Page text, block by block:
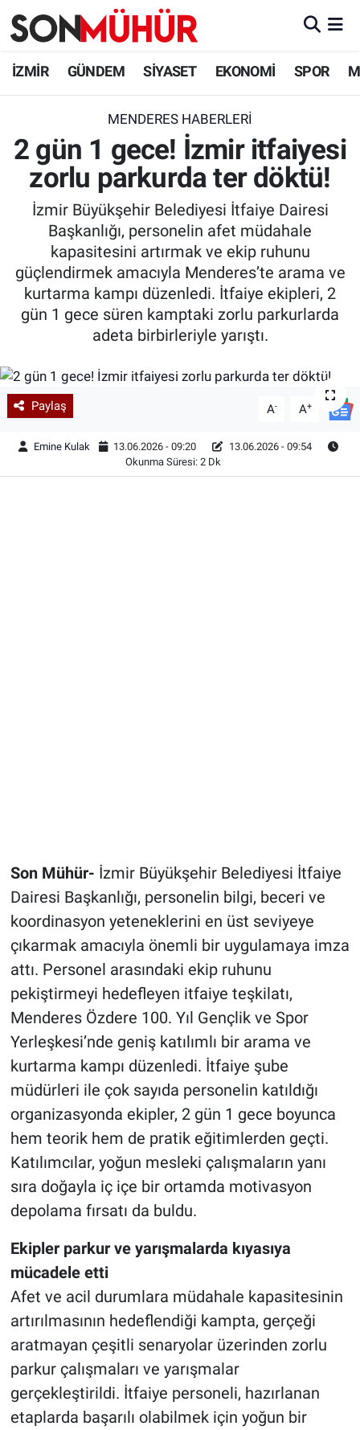
İZMİR GÜNDEM SİYASET EKONOMİ SPOR
MENDERES HABERLERI
2 gün 1 gece! İzmir itfaiyesi
zorlu parkurda ter döktü!
İzmir Büyükşehir Belediyesi İtfaiye Dairesi
Başkanlığı, personelin afet müdahale
kapasitesini artırmak ve ekip ruhunu
güçlendirmek amacıyla Menderes’te arama ve
kurtarma kampı düzenledi. İtfaiye ekipleri, 2
gün 1 gece süren kamptaki zorlu parkurlarda
adeta birbirleriyle yarıştı.
Paylaş A- A+
Emine Kulak 13.06.2026 - 09:20
13.06.2026 - 09:54
Okunma Süresi: 2 Dk
Son Mühür- İzmir Büyükşehir Belediyesi İtfaiye
Dairesi Başkanlığı, personelin bilgi, beceri ve
koordinasyon yeteneklerini en üst seviyeye
çıkarmak amacıyla önemli bir uygulamaya imza
attı. Personel arasındaki ekip ruhunu
pekiştirmeyi hedefleyen itfaiye teşkilatı,
Menderes Özdere 100. Yıl Gençlik ve Spor
Yerleşkesi’nde geniş katılımlı bir arama ve
kurtarma kampı düzenledi. İtfaiye şube
müdürleri ile çok sayıda personelin katıldığı
organizasyonda ekipler, 2 gün 1 gece boyunca
hem teorik hem de pratik eğitimlerden geçti.
Katılımcılar, yoğun mesleki çalışmaların yanı
sıra doğayla iç içe bir ortamda motivasyon
depolama fırsatı da buldu.
Ekipler parkur ve yarışmalarda kıyasıya
mücadele etti
Afet ve acil durumlara müdahale kapasitesinin
artırılmasının hedeflendiği kampta, gerçeği
aratmayan çeşitli senaryolar üzerinden zorlu
parkur çalışmaları ve yarışmalar
gerçekleştirildi. İtfaiye personeli, hazırlanan
etaplarda başarılı olabilmek için yoğun bir
İzmir Nöbetçi Eczaneler
İzmir Namaz Vakitleri
İzmir Trafik Yoğunluk Haritası
Süper Lig Puan Durumu ve Fikstür
Tüm Manşetler
Son Dakika Haberleri